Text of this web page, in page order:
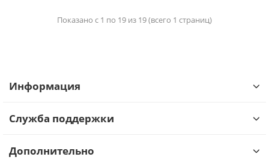
Показано с 1 по 19 из 19 (всего 1 страниц)
Информация
Служба поддержки
Дополнительно